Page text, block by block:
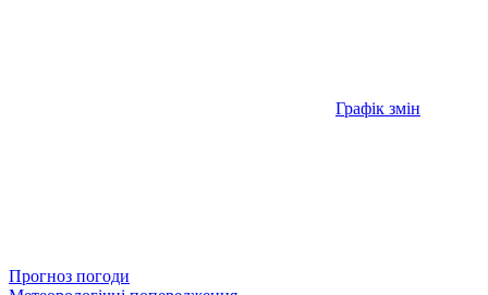
Графік змін
Прогноз погоди